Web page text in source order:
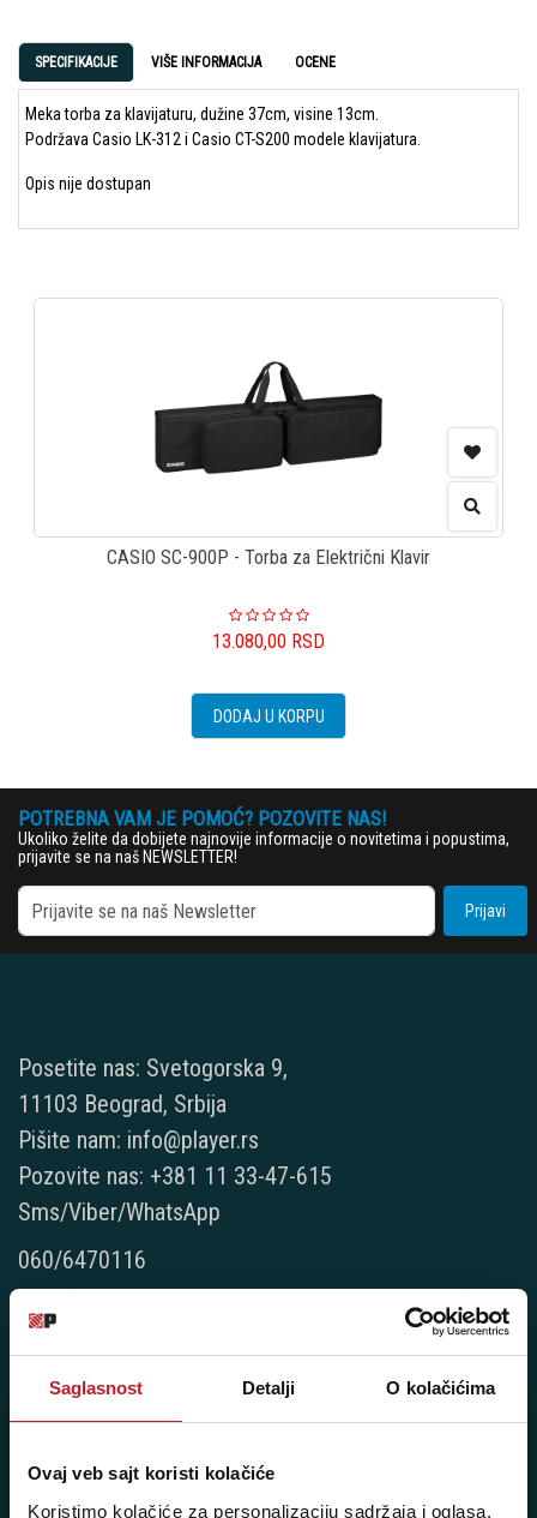
Saglasnost Detalji O kolačićima
Ovaj veb sajt koristi kolačiće
Koristimo kolačiće za personalizaciju sadržaja i oglasa,
SPECIFIKACIJE VIŠE INFORMACIJA OCENE
Meka torba za klavijaturu, dužine 37cm, visine 13cm.
Podržava Casio LK-312 i Casio CT-S200 modele klavijatura.
Opis nije dostupan
CASIO SC-900P - Torba za Električni Klavir
13.080,00 RSD
DODAJ U KORPU
POTREBNA VAM JE POMOĆ? POZOVITE NAS!
Ukoliko želite da dobijete najnovije informacije o novitetima i popustima,
prijavite se na naš NEWSLETTER!
Prijavi
Posetite nas: Svetogorska 9,
11103 Beograd, Srbija
Pišite nam: info@player.rs
Pozovite nas: +381 11 33-47-615
Sms/Viber/WhatsApp
060/6470116
NAŠE PRODAVNICE
Beograd - Svetogorska 9
+381 11 3347 442